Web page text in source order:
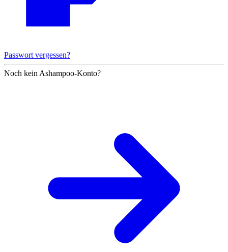
Passwort vergessen?
Noch kein Ashampoo-Konto?